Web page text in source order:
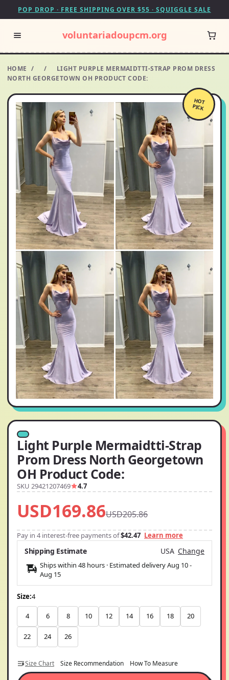
POP DROP · FREE SHIPPING OVER $55 · SQUIGGLE SALE
voluntariadoupcm.org
HOME / /
LIGHT PURPLE MERMAIDTTI-STRAP PROM DRESS
NORTH GEORGETOWN OH PRODUCT CODE:
HOT
PICK
Light Purple Mermaidtti-Strap
Prom Dress North Georgetown
OH Product Code:
SKU 29421207469 4.7
USD169.86USD205.86
Pay in 4 interest-free payments of$42.47 Learn more
Shipping Estimate USA Change
Ships within 48 hours · Estimated deliveryAug 10-
Aug 15
Size:4
4 6 8 10 12 14 16 18 20
22 24 26
Size Chart Size Recommendation How To Measure